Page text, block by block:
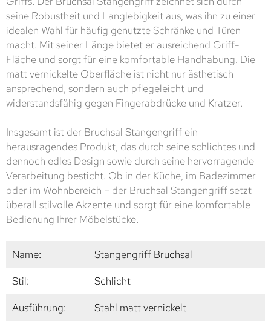
seine Robustheit und Langlebigkeit aus, was ihn zu einer
idealen Wahl für häufig genutzte Schränke und Türen
macht. Mit seiner Länge bietet er ausreichend Griff-
Fläche und sorgt für eine komfortable Handhabung. Die
matt vernickelte Oberfläche ist nicht nur ästhetisch
ansprechend, sondern auch pflegeleicht und
widerstandsfähig gegen Fingerabdrücke und Kratzer.
Insgesamt ist der Bruchsal Stangengriff ein
herausragendes Produkt, das durch seine schlichtes und
dennoch edles Design sowie durch seine hervorragende
Verarbeitung besticht. Ob in der Küche, im Badezimmer
oder im Wohnbereich – der Bruchsal Stangengriff setzt
überall stilvolle Akzente und sorgt für eine komfortable
Bedienung Ihrer Möbelstücke.
Name:
Stangengriff Bruchsal
Stil:
Schlicht
Ausführung:
Stahl matt vernickelt